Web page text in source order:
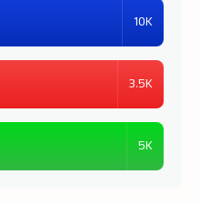
10K
3.5K
5K